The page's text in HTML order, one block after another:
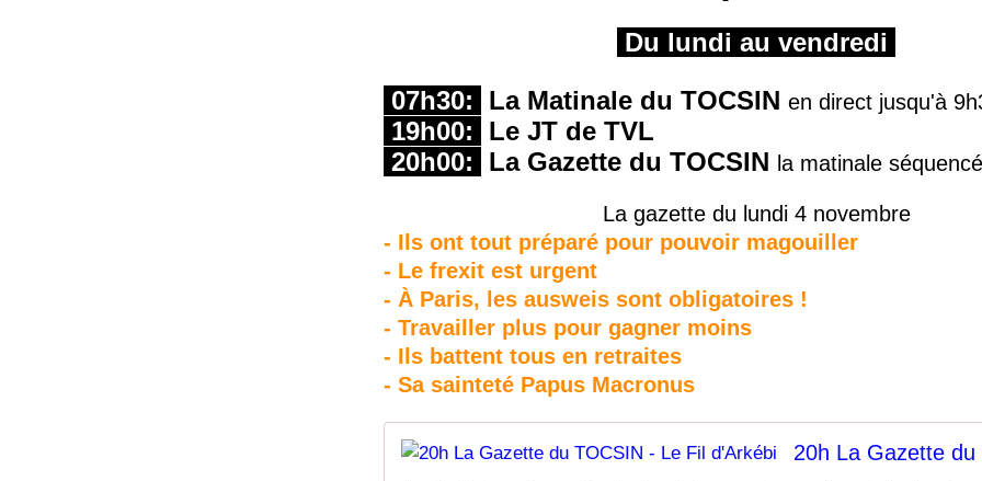
Du lundi au vendredi
07h30:
La Matinale du TOCSIN en direct jusqu'à
19h00:
Le JT de TVL
20h00:
La Gazette du TOCSIN la matinale
La gazette du lundi 4 novembre
- Ils ont tout préparé pour pouvoir magouiller
- Le frexit est urgent
- À Paris, les ausweis sont obligatoires !
- Travailler plus pour gagner moins
- Ils battent tous en retraites
- Sa sainteté Papus Macronus